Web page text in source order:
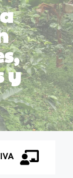
y